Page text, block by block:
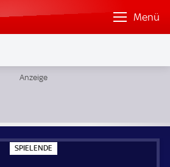
Menü
SPIELENDE
P